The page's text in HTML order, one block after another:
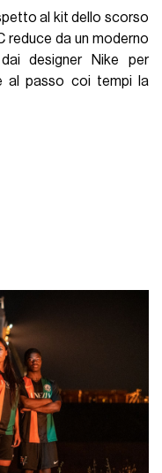
al kit dello scorso
reduce da un moderno
designer Nike per
al passo coi tempi la